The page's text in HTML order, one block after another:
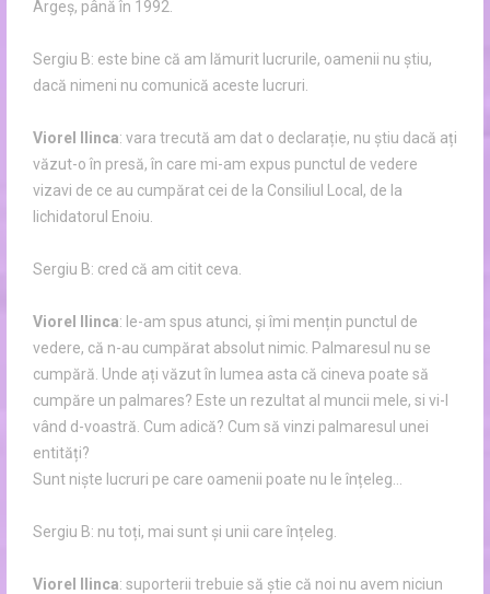
Argeș, până în 1992.
Sergiu B: este bine că am lămurit lucrurile, oamenii nu știu,
dacă nimeni nu comunică aceste lucruri.
Viorel Ilinca: vara trecută am dat o declarație, nu știu dacă ați
văzut-o în presă, în care mi-am expus punctul de vedere
vizavi de ce au cumpărat cei de la Consiliul Local, de la
lichidatorul Enoiu.
Sergiu B: cred că am citit ceva.
Viorel Ilinca: le-am spus atunci, și îmi mențin punctul de
vedere, că n-au cumpărat absolut nimic. Palmaresul nu se
cumpără. Unde ați văzut în lumea asta că cineva poate să
cumpăre un palmares? Este un rezultat al muncii mele, si vi-l
vând d-voastră. Cum adică? Cum să vinzi palmaresul unei
entități?
Sunt niște lucruri pe care oamenii poate nu le înțeleg…
Sergiu B: nu toți, mai sunt și unii care înțeleg.
Viorel Ilinca: suporterii trebuie să știe că noi nu avem niciun